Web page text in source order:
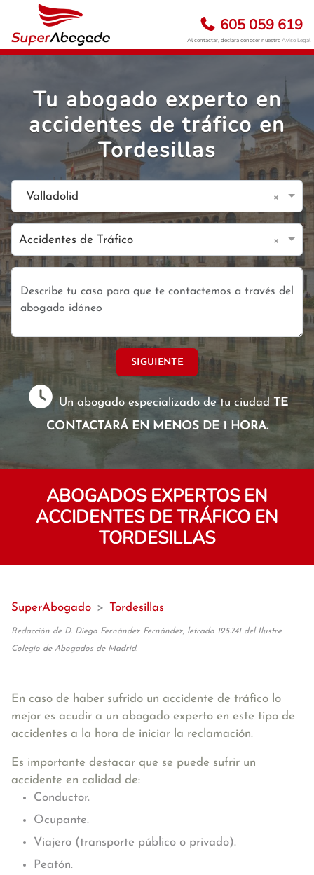
605 059 619
Al contactar, declara conocer nuestroAviso Legal
Tu abogado experto en
accidentes de tráfico en
Tordesillas
Valladolid ×
Accidentes de Tráfico ×
SIGUIENTE
Un abogado especializado de tu ciudadTE
CONTACTARÁ EN MENOS DE 1 HORA.
ABOGADOS EXPERTOS EN
ACCIDENTES DE TRÁFICO EN
TORDESILLAS
SuperAbogado > Tordesillas
Redacción de D. Diego Fernández Fernández, letrado 125.741 del Ilustre
Colegio de Abogados de Madrid.
En caso de haber sufrido un accidente de tráfico lo
mejor es acudir a un abogado experto en este tipo de
accidentes a la hora de iniciar la reclamación.
Es importante destacar que se puede sufrir un
accidente en calidad de:
Conductor.
Ocupante.
Viajero (transporte público o privado).
Peatón.